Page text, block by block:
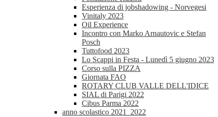
Esperienza di jobshadowing - Norvegesi
Vinitaly 2023
Oil Experience
Incontro con Marko Arnautovic e Stefan
Posch
Tuttofood 2023
Lo Scappi in Festa - Lunedì 5 giugno 2023
Corso sulla PIZZA
Giornata FAO
ROTARY CLUB VALLE DELL'IDICE
SIAL di Parigi 2022
Cibus Parma 2022
anno scolastico 2021_2022